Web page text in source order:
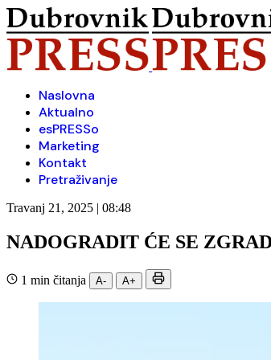
Naslovna
Aktualno
esPRESSo
Marketing
Kontakt
Pretraživanje
Travanj 21, 2025 | 08:48
NADOGRADIT ĆE SE
1 min čitanja A- A+